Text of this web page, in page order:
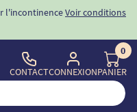
l'incontinenceVoir conditions
CONTACTCONNEXION
0
PANIER